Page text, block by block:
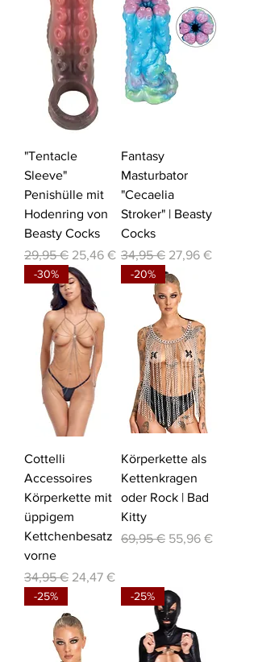
"Tentacle
Sleeve"
Penishülle mit
Hodenring von
Beasty Cocks
Standardpreis
29,95 € Sale-Preis
25,46 €
Fantasy
Masturbator
"Cecaelia
Stroker" | Beasty
Cocks
Standardpreis
34,95 € Sale-Preis
27,96 €
-30%
Cottelli
Accessoires
Körperkette mit
üppigem
Kettchenbesatz
vorne
Standardpreis
34,95 € Sale-Preis
24,47 €
-20%
Körperkette als
Kettenkragen
oder Rock | Bad
Kitty
Standardpreis
69,95 € Sale-Preis
55,96 €
-25% -25%